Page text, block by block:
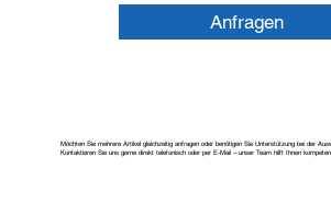
Anfragen
Möchten Sie mehrere Artikel gleichzeitig anfragen oder benötigen Sie Unterstützung bei der
Kontaktieren Sie uns gerne direkt telefonisch oder per E-Mail – unser Team hilft Ihnen